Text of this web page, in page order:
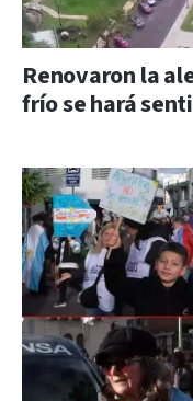
Renovaron la
frío se hará